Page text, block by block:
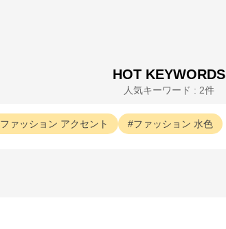
HOT KEYWORDS
人気キーワード : 2件
ファッション アクセント ファッション 水色